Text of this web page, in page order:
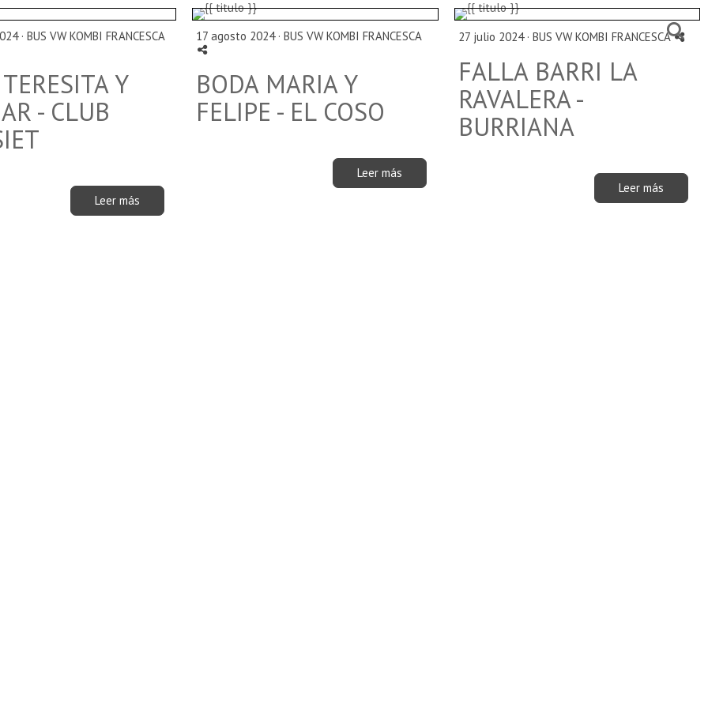
· BUS VW KOMBI FRANCESCA
Y
- CLUB
Leer más
17 agosto 2024 ·BUS VW KOMBI FRANCESCA
BODA MARIA Y
FELIPE - EL COSO
Leer más
27 julio 2024 · BUS VW KOMBI FRANCESCA
FALLA BARRI LA
RAVALERA -
BURRIANA
Leer más